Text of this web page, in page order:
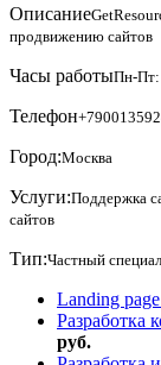
Описание
продвижению сайтов
Часы работыПн-Пт:
Телефон
Город:Москва
Услуги:Поддержка
сайтов
Тип:Частный
Landing page
Разработка
руб.